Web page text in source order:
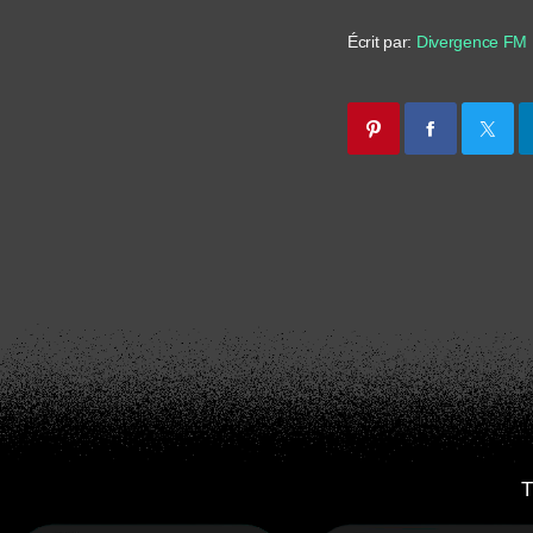
Écrit par: Divergence FM